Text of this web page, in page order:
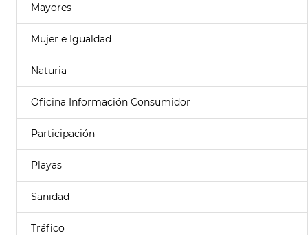
Mayores
Mujer e Igualdad
Naturia
Oficina Información Consumidor
Participación
Playas
Sanidad
Tráfico